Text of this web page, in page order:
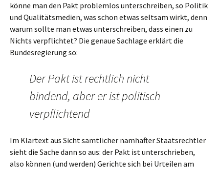
könne man den Pakt problemlos unterschreiben, so Politik
und Qualitätsmedien, was schon etwas seltsam wirkt, denn
warum sollte man etwas unterschreiben, dass einen zu
Nichts verpflichtet? Die genaue Sachlage erklärt die
Bundesregierung so:
Der Pakt ist rechtlich nicht
bindend, aber er ist politisch
verpflichtend
Im Klartext aus Sicht sämtlicher namhafter Staatsrechtler
sieht die Sache dann so aus: der Pakt ist unterschrieben,
also können (und werden) Gerichte sich bei Urteilen am